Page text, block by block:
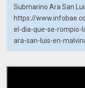
Submarino Ara San
https://
el-dia-que-se-rompio-
ara-san-luis-en-